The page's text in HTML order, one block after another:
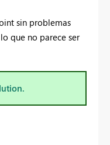
sin problemas
que no parece ser